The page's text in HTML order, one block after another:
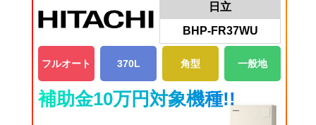
日立
BHP-FR37WU
フルオート 370L 角型 一般地
補助金10万円対象機種!!